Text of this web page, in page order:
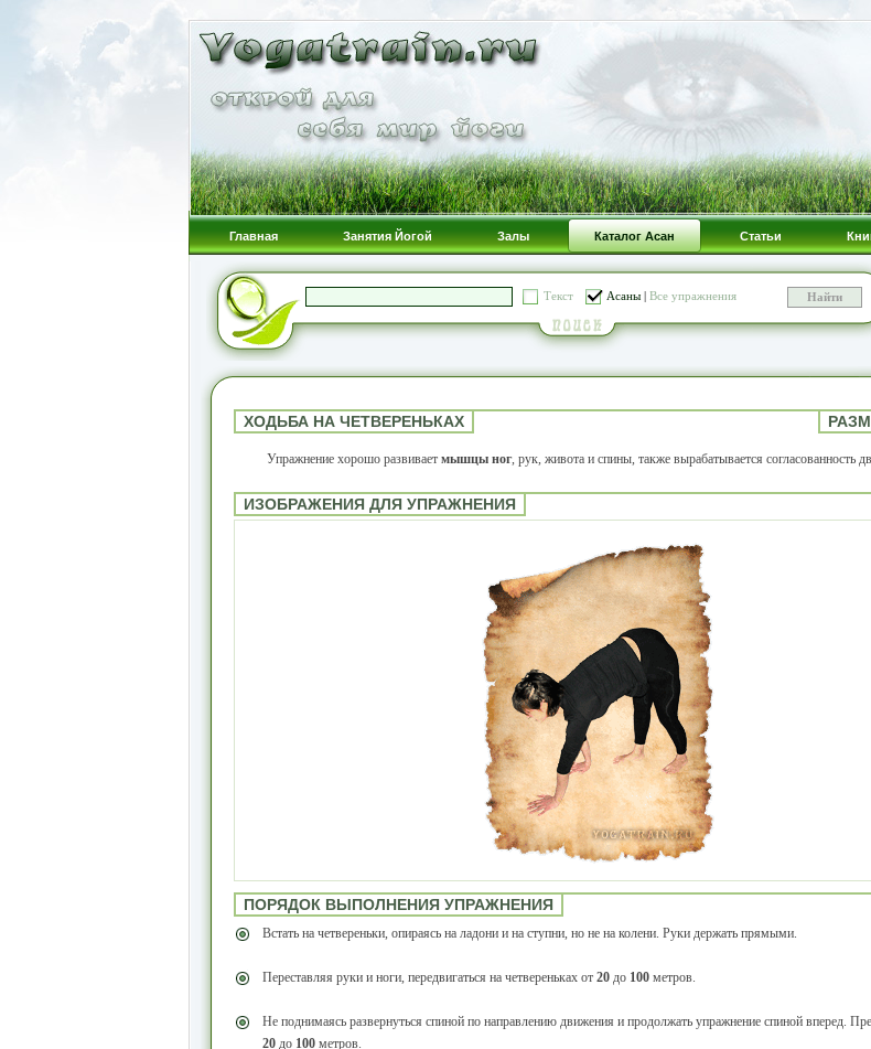
Главная Занятия Йогой Залы Каталог Асан Статьи
Текст Асаны| Все упражнения
ХОДЬБА НА ЧЕТВЕРЕНЬКАХ
Упражнение хорошо развивает мышцы ног, рук, живота и спины, также вырабатывается согласованность
ИЗОБРАЖЕНИЯ ДЛЯ УПРАЖНЕНИЯ
ПОРЯДОК ВЫПОЛНЕНИЯ УПРАЖНЕНИЯ
Встать на четвереньки, опираясь на ладони и на ступни, но не на колени. Руки держать прямыми.
Переставляя руки и ноги, передвигаться на четвереньках от 20до 100метров.
Не поднимаясь развернуться спиной по направлению движения и продолжать упражнение спиной вперед.
20до 100метров.